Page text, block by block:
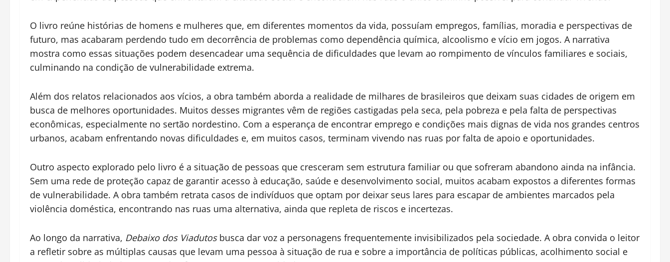
O livro reúne histórias de homens e mulheres que, em diferentes momentos da vida, possuíam empregos, famílias, moradia e perspectivas de
futuro, mas acabaram perdendo tudo em decorrência de problemas como dependência química, alcoolismo e vício em jogos. A narrativa
mostra como essas situações podem desencadear uma sequência de dificuldades que levam ao rompimento de vínculos familiares e sociais,
culminando na condição de vulnerabilidade extrema.
Além dos relatos relacionados aos vícios, a obra também aborda a realidade de milhares de brasileiros que deixam suas cidades de origem em
busca de melhores oportunidades. Muitos desses migrantes vêm de regiões castigadas pela seca, pela pobreza e pela falta de perspectivas
econômicas, especialmente no sertão nordestino. Com a esperança de encontrar emprego e condições mais dignas de vida nos grandes centros
urbanos, acabam enfrentando novas dificuldades e, em muitos casos, terminam vivendo nas ruas por falta de apoio e oportunidades.
Outro aspecto explorado pelo livro é a situação de pessoas que cresceram sem estrutura familiar ou que sofreram abandono ainda na infância.
Sem uma rede de proteção capaz de garantir acesso à educação, saúde e desenvolvimento social, muitos acabam expostos a diferentes formas
de vulnerabilidade. A obra também retrata casos de indivíduos que optam por deixar seus lares para escapar de ambientes marcados pela
violência doméstica, encontrando nas ruas uma alternativa, ainda que repleta de riscos e incertezas.
Ao longo da narrativa, Debaixo dos Viadutosbusca dar voz a personagens frequentemente invisibilizados pela sociedade. A obra convida o leitor
a refletir sobre as múltiplas causas que levam uma pessoa à situação de rua e sobre a importância de políticas públicas, acolhimento social e